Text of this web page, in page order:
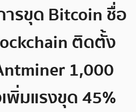
รขุด Bitcoin ชื่อ
ติดตั้ง
1,000
พิ่มแรงขุด 45%